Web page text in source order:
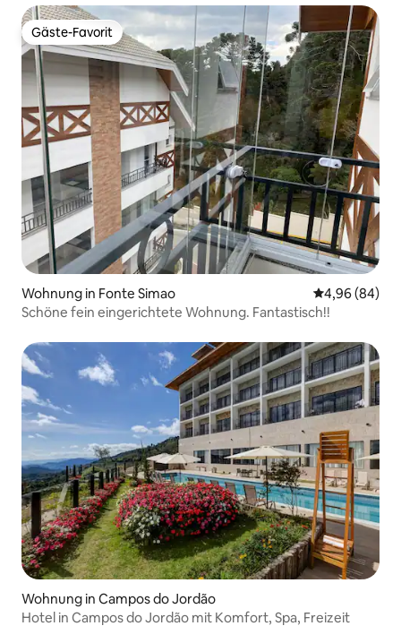
Gäste-Favorit
Gäste-Favorit
Wohnung in Fonte Simao
4,96 (84)
Schöne fein eingerichtete Wohnung. Fantastisch!!
Wohnung in Campos do Jordão
Hotel in Campos do Jordão mit Komfort, Spa, Freizeit